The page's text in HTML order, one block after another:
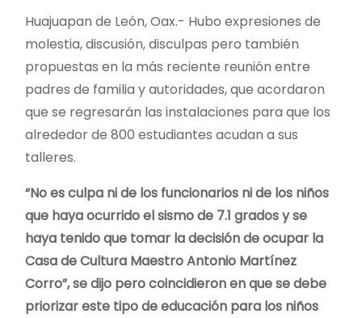
Huajuapan de León, Oax.- Hubo expresiones de
molestia, discusión, disculpas pero también
propuestas en la más reciente reunión entre
padres de familia y autoridades, que acordaron
que se regresarán las instalaciones para que los
alrededor de 800 estudiantes acudan a sus
talleres.
“No es culpa ni de los funcionarios ni de los niños
que haya ocurrido el sismo de 7.1 grados y se
haya tenido que tomar la decisión de ocupar la
Casa de Cultura Maestro Antonio Martínez
Corro”, se dijo pero coincidieron en que se debe
priorizar este tipo de educación para los niños